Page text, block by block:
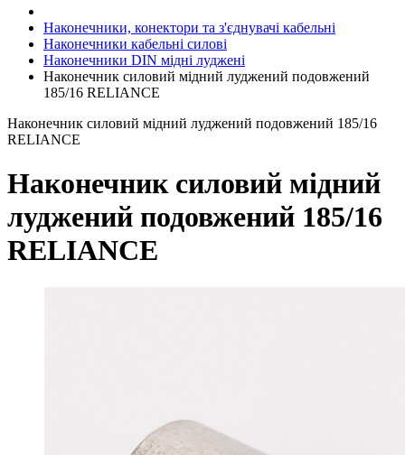
Наконечники, конектори та з'єднувачі кабельні
Наконечники кабельні силові
Наконечники DIN мідні луджені
Наконечник силовий мідний луджений подовжений
185/16 RELIANCE
Наконечник силовий мідний луджений подовжений 185/16
RELIANCE
Наконечник силовий мідний
луджений подовжений 185/16
RELIANCE